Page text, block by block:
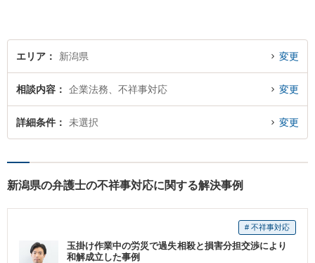
エリア 新潟県 変更
相談内容 企業法務、不祥事対応 変更
詳細条件 未選択 変更
新潟県の弁護士の不祥事対応に関する解決事例
# 不祥事対応
玉掛け作業中の労災で過失相殺と損害分担交渉により
和解成立した事例